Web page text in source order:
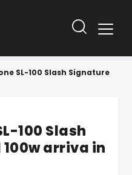
SL-100 Slash Signature
100 Slash
arriva in